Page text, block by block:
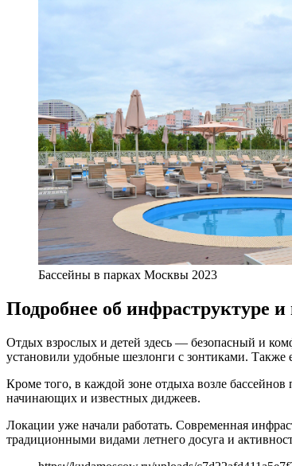
Бассейны в парках Москвы 2023
Подробнее об инфраструктуре и
Отдых взрослых и детей здесь — безопасный и
установили удобные шезлонги с зонтиками.
Кроме того, в каждой зоне отдыха возле
начинающих и известных диджеев.
Локации уже начали работать. Современная
традиционными видами летнего досуга и